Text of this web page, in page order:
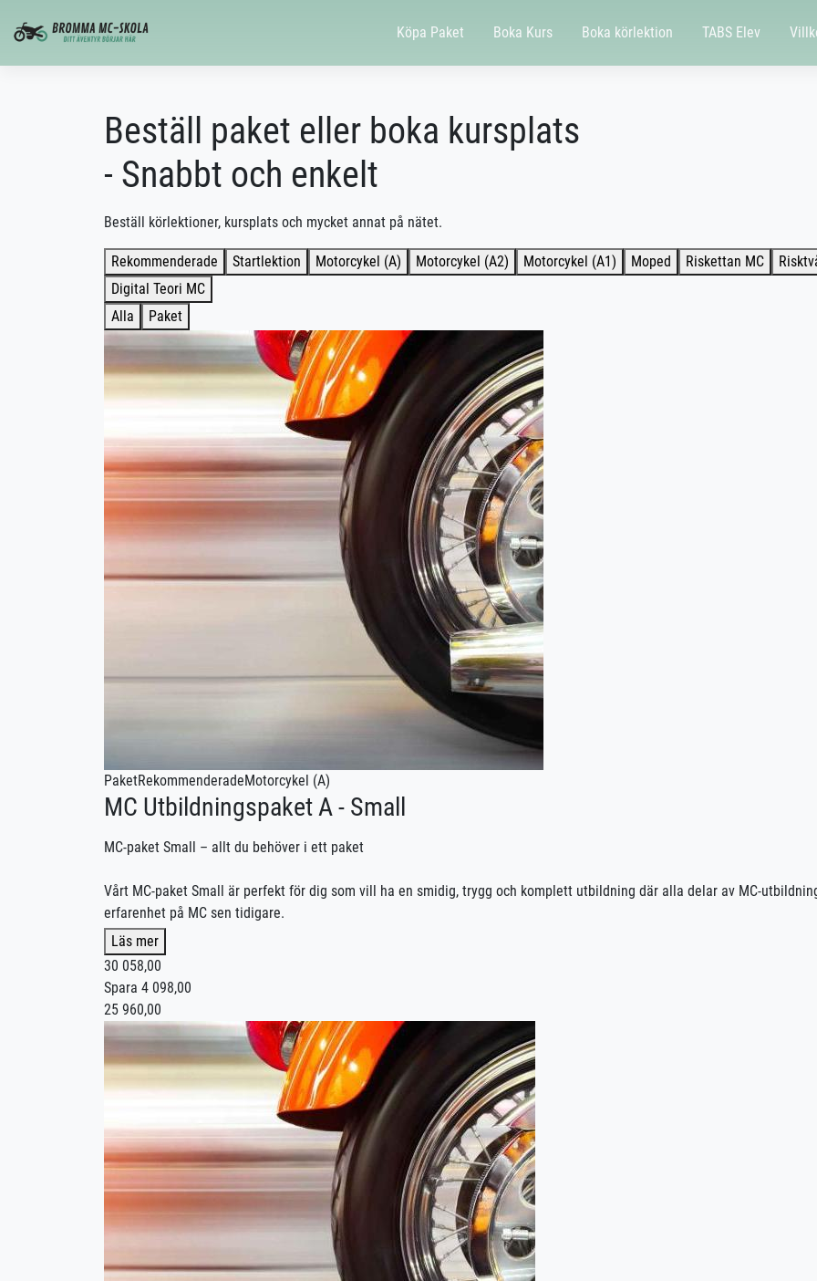
Köpa Paket Boka Kurs Boka körlektion TABS Elev
Beställ paket eller boka kursplats
- Snabbt och enkelt
Beställ körlektioner, kursplats och mycket annat på nätet.
Rekommenderade Startlektion Motorcykel (A) Motorcykel (A2) Motorcykel (A1) Moped Riskettan MC
Digital Teori MC
Alla
Paket
PaketRekommenderadeMotorcykel (A)
MC Utbildningspaket A - Small
MC-paket Small – allt du behöver i ett paket
Vårt MC-paket Small är perfekt för dig som vill ha en smidig, trygg och komplett utbildning där alla delar av MC-
erfarenhet på MC sen tidigare.
Vi hjälper dig hela vägen – från första körpasset till färdig utbildning. Vi sköter bokningar och planering, och om du
vill komma i mål snabbare. Du väljer tempot – vi anpassar upplägget efter dina mål och förutsättningar.
Detta ingår i MC-paket Small:
🏍️ 8 st manövreringspass á 50 minuter
🏍️ 4 st trafiklektioner á 100 minuter
🏍️ 150 minuter landsvägskörning
📘 Riskutbildning del 1 (Riskettan)
⚠️ Riskutbildning del 2 (Risktvåan)
✅ Utbildningskontroll
💻 1 månads digital teori
Ett komplett MC-paket med allt som krävs för att du ska nå ditt mål – tryggt, effektivt och på dina villkor.
Läs mer
30 058,00
Spara 4 098,00
25 960,00